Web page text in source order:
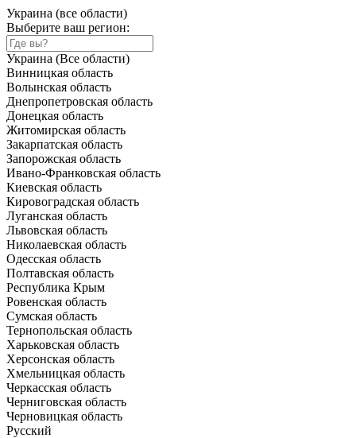
Украина (все области)
Выберите ваш регион:
Украина (Все области)
Винницкая область
Волынская область
Днепропетровская область
Донецкая область
Житомирская область
Закарпатская область
Запорожская область
Ивано-Франковская область
Киевская область
Кировоградская область
Луганская область
Львовская область
Николаевская область
Одесская область
Полтавская область
Республика Крым
Ровенская область
Сумская область
Тернопольская область
Харьковская область
Херсонская область
Хмельницкая область
Черкасская область
Черниговская область
Черновицкая область
Русский